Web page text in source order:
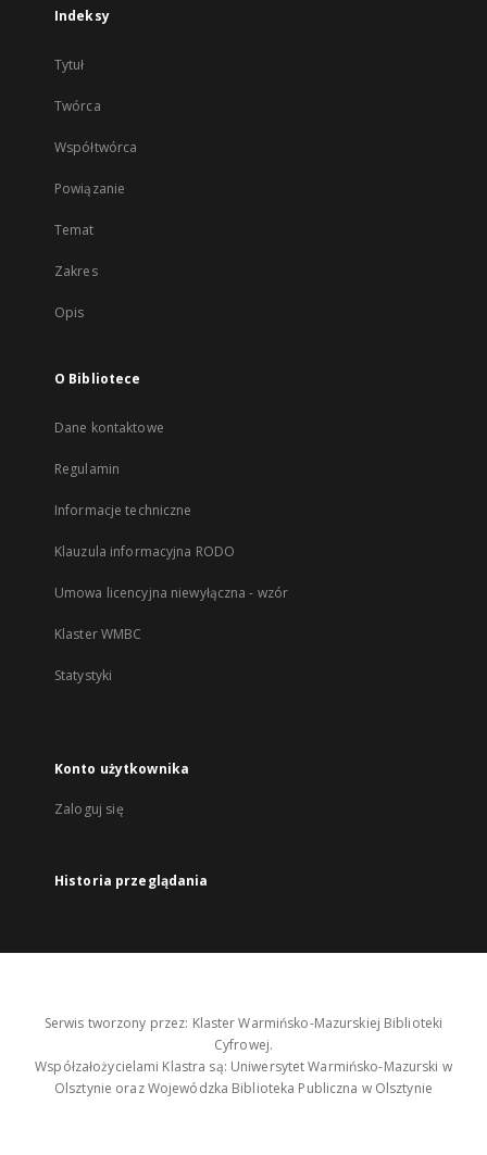
Indeksy
Tytuł
Twórca
Współtwórca
Powiązanie
Temat
Zakres
Opis
O Bibliotece
Dane kontaktowe
Regulamin
Informacje techniczne
Klauzula informacyjna RODO
Umowa licencyjna niewyłączna - wzór
Klaster WMBC
Statystyki
Konto użytkownika
Zaloguj się
Historia przeglądania
Serwis tworzony przez: Klaster Warmińsko-Mazurskiej Biblioteki
Cyfrowej.
Współzałożycielami Klastra są: Uniwersytet Warmińsko-Mazurski w
Olsztynie oraz Wojewódzka Biblioteka Publiczna w Olsztynie